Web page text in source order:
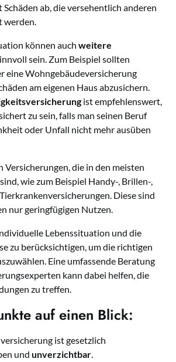
Schäden ab, die versehentlich anderen
werden.
können auchweitere
sein. Zum Beispiel sollten
eine Wohngebäudeversicherung
am eigenen Haus abzusichern.
ist empfehlenswert,
zu sein, falls man seinen Beruf
oder Unfall nicht mehr ausüben
Versicherungen, die in den meisten
wie zum Beispiel Handy-, Brillen-,
Diese sind
nur geringfügigen Nutzen.
Lebenssituation und die
zu berücksichtigen, um die richtigen
Eine umfassende Beratung
kann dabei helfen, die
zu treffen.
auf einen Blick:
ist gesetzlich
undunverzichtbar.